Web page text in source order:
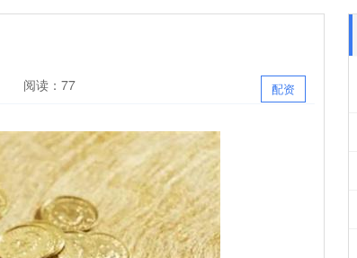
配资
阅读：77